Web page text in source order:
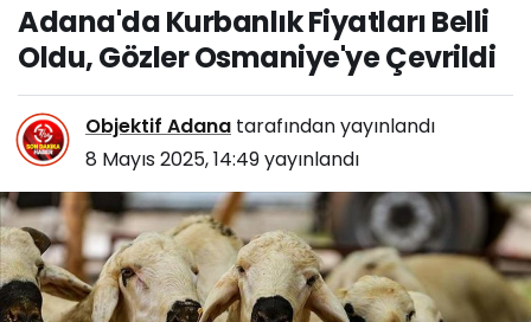
Osmaniye'ye Çevrildi
Adana'da Kurbanlık Fiyatları Belli
Oldu, Gözler Osmaniye'ye Çevrildi
Objektif Adana tarafından yayınlandı
8 Mayıs 2025, 14:49yayınlandı